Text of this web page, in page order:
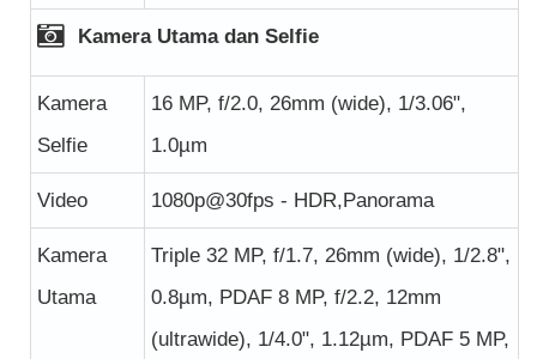
Kamera Utama dan Selfie
Kamera
Selfie
16 MP, f/2.0, 26mm (wide), 1/3.06",
1.0µm
Video 1080p@30fps - HDR,Panorama
Kamera
Utama
Triple 32 MP, f/1.7, 26mm (wide), 1/2.8",
0.8µm, PDAF 8 MP, f/2.2, 12mm
(ultrawide), 1/4.0", 1.12µm, PDAF 5 MP,